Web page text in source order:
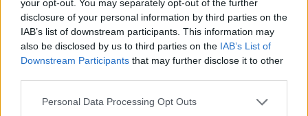
your opt-out. You may separately opt-out of the further
disclosure of your personal information by third parties on the
IAB’s list of downstream participants. This information may
also be disclosed by us to third parties on the IAB’s List of
Downstream Participants that may further disclose it to other
Personal Data Processing Opt Outs
egyetemi-főiskolai és a középiskolai felvételiről, ha érdekelnek a
felsőoktatás, a közoktatás, a nyelvoktatás és a felnőttképzés
legfontosabb változásai,iratkozz fel hírleveleinkre.